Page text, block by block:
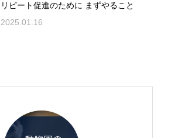
リピート促進のために まずやること
2025.01.16